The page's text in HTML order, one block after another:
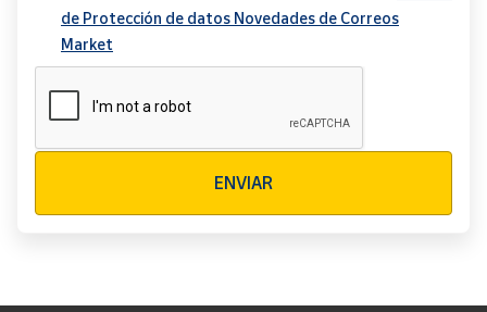
de Protección de datos Novedades de Correos
Market
ENVIAR